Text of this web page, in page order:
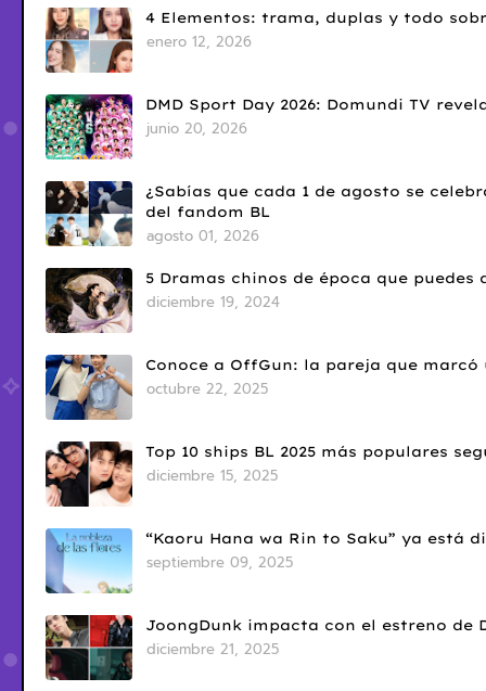
4 Elementos: trama, duplas y todo
enero 12, 2026
DMD Sport Day 2026: Domundi TV
junio 20, 2026
¿Sabías que cada 1 de agosto se
del fandom BL
agosto 01, 2026
5 Dramas chinos de época que
diciembre 19, 2024
Conoce a OffGun: la pareja que
octubre 22, 2025
Top 10 ships BL 2025 más populares
diciembre 15, 2025
“Kaoru Hana wa Rin to Saku” ya está
septiembre 09, 2025
JoongDunk impacta con el estreno de
diciembre 21, 2025